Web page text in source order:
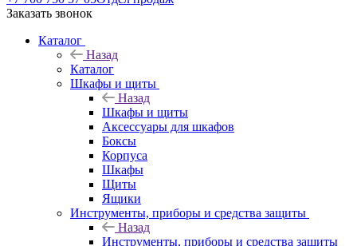
Заказать звонок
Каталог
Назад
Каталог
Шкафы и щиты
Назад
Шкафы и щиты
Аксессуары для шкафов
Боксы
Корпуса
Шкафы
Щиты
Ящики
Инструменты, приборы и средства защиты
Назад
Инструменты, приборы и средства защиты